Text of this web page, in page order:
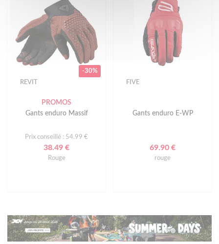
-30%
REVIT
PROMOS
Gants enduro Massif
Prix conseillé : 54.99 €
38.49 €
Rouge
FIVE
Gants enduro E-WP
69.90 €
rouge